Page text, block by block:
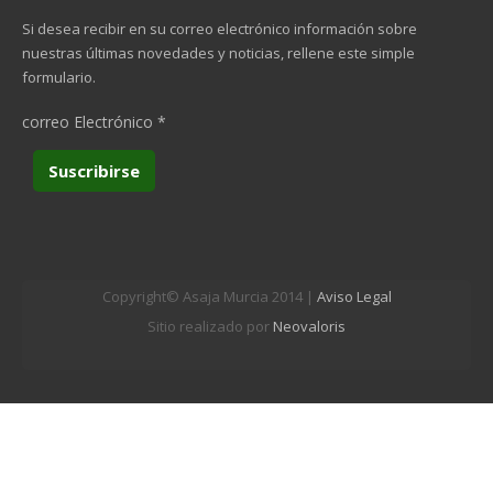
Si desea recibir en su correo electrónico información sobre
nuestras últimas novedades y noticias, rellene este simple
formulario.
correo Electrónico *
Copyright© Asaja Murcia 2014 | Aviso Legal
Sitio realizado por Neovaloris